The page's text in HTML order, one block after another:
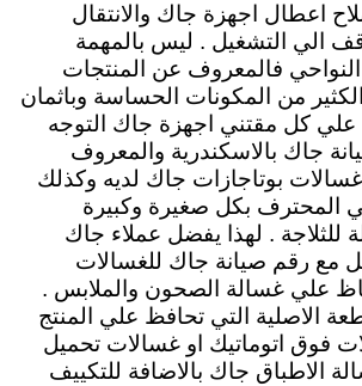
اعطال اجهزة جاك والانتقال
الي التشغيل . ليس بالمهمة
فالمعروف عن المنتجات
من المكونات الحساسة وباثمان
كل مقتني اجهزة جاك التوجه
جاك بالاسكندرية والمعروف
بوتاجازات جاك لديه وكذلك
المحترف بكل صغيرة وكبيرة
للثلاجة . لهذا يفضل عملاء جاك
مع رقم صيانة جاك للغسالات
علي غسالة الصحون والملابس .
الاصلية التي تحافظ علي المنتج
فوق اتوماتيك او غسالات تحميل
الاطباق جاك بالاضافة للتكييف